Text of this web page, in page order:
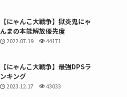
【にゃんこ大戦争】獄炎鬼にゃ
んまの本能解放優先度
2022.07.19 44171
【にゃんこ大戦争】最強DPSラ
ンキング
2023.12.17 43033